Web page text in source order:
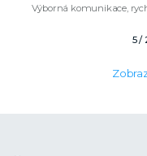
Výborná komunikace,
5 /